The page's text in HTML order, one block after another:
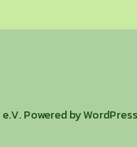
Powered by